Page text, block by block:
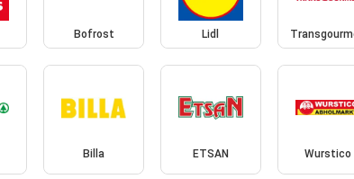
Bofrost Lidl
Billa ETSAN Wurstico